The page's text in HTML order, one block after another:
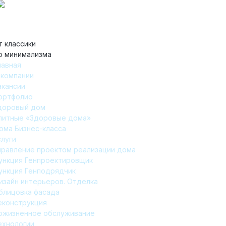
классики
минимализма
дом
«Здоровые дома»
Бизнес-класса
проектом реализации дома
Генпроектировщик
Генподрядчик
интерьеров. Отделка
фасада
обслуживание